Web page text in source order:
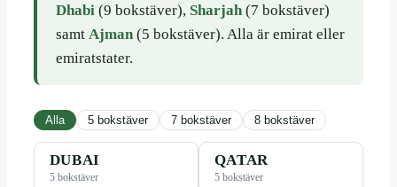
Dhabi(9 bokstäver), Sharjah(7 bokstäver)
samt Ajman(5 bokstäver). Alla är emirat eller
emiratstater.
Alla 5 bokstäver 7 bokstäver 8 bokstäver
DUBAI
5 bokstäver
QATAR
5 bokstäver